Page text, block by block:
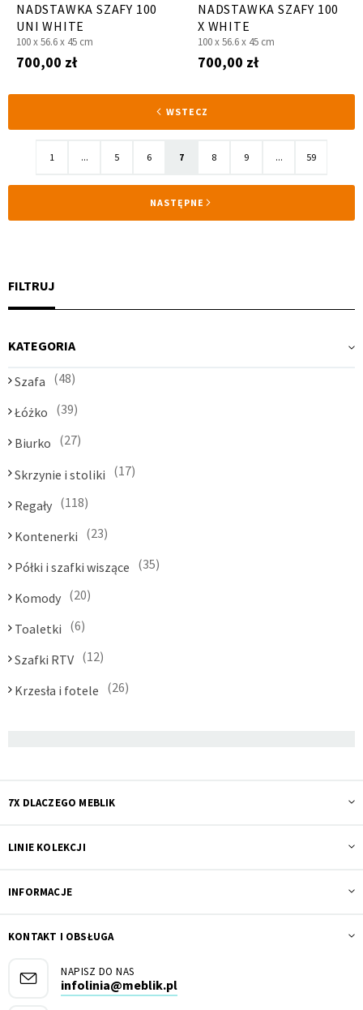
NADSTAWKA SZAFY 100
UNI WHITE
100 x56.6 x 45 cm
700,00 zł
NADSTAWKA SZAFY 100
X WHITE
100 x56.6 x 45 cm
700,00 zł
STRONA
WSTECZ
Strona
1 ... Strona
5 Strona
6 Aktualnie
czytasz
stronę
7 Strona
8 Strona
9 ... Strona
59
STRONA
NASTĘPNE
FILTRUJ
KATEGORIA
Szafa 48
Łóżko 39
Biurko 27
Skrzynie i stoliki 17
Regały 118
Kontenerki 23
Półki i szafki wiszące 35
Komody 20
Toaletki 6
Szafki RTV 12
Krzesła i fotele 26
7X DLACZEGO MEBLIK
LINIE KOLEKCJI
INFORMACJE
KONTAKT I OBSŁUGA
NAPISZ DO NAS
infolinia@meblik.pl